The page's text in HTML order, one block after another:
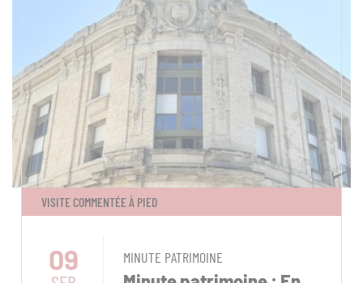
VISITE COMMENTÉE À PIED
09 MINUTE PATRIMOINE